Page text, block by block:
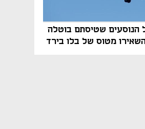
הנוסעים שטיסתם בוטלה
מטוס של בלו בירד